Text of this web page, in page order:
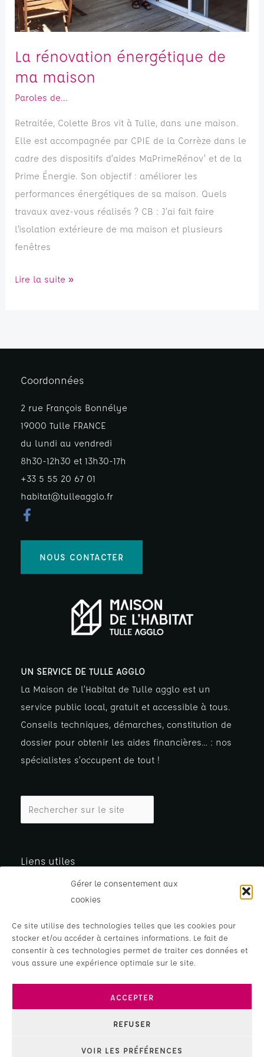
Gérer le consentement aux
cookies
Ce site utilise des technologies telles que les cookies pour
stocker et/ou accéder à certaines informations. Le fait de
consentir à ces technologies permet de traiter ces données et
vous assure une expérience optimale sur le site.
ACCEPTER
REFUSER
VOIR LES PRÉFÉRENCES
La rénovation énergétique de
ma maison
Paroles de...
Retraitée, Colette Bros vit à Tulle, dans une maison.
Elle est accompagnée par CPIE de la Corrèze dans le
cadre des dispositifs d’aides MaPrimeRénov’ et de la
Prime Énergie. Son objectif : améliorer les
performances énergétiques de sa maison. Quels
travaux avez-vous réalisés ? CB : J’ai fait faire
l’isolation extérieure de ma maison et plusieurs
fenêtres
Lire la suite »
Coordonnées
2 rue François Bonnélye
19000 Tulle FRANCE
du lundi au vendredi
8h30-12h30 et 13h30-17h
+33 5 55 20 67 01
habitat@tulleagglo.fr
NOUS CONTACTER
UN SERVICE DE TULLE AGGLO
La Maison de l’Habitat de Tulle agglo est un
service public local, gratuit et accessible à tous.
Conseils techniques, démarches, constitution de
dossier pour obtenir les aides financières… : nos
spécialistes s’occupent de tout !
Liens utiles
Je construis
J’adapte
Mes Services
Actualités
Copyright © 2026 Maison de l'Habitat -